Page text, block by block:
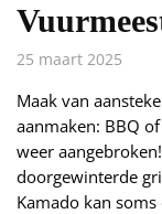
25 maart 2025
Maak van
aanmaken: BBQ
weer
doorgewinterde
Kamado kan